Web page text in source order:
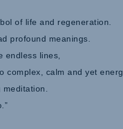
of life and regeneration.
profound meanings.
endless lines,
complex, calm and yet